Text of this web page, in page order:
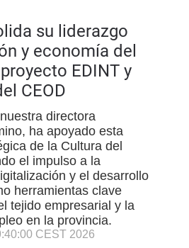
su liderazgo
y economía del
EDINT y
CEOD
directora
ha apoyado esta
de la Cultura del
el impulso a la
y el desarrollo
herramientas clave
tejido empresarial y la
en la provincia.
CEST 2026